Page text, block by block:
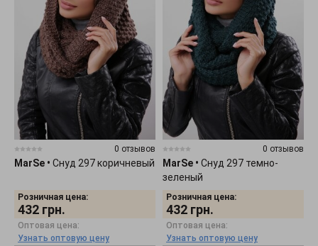
0 отзывов
MarSe • Снуд 297 коричневый
Розничная цена:
432 грн.
Оптовая цена:
Узнать оптовую цену
0 отзывов
MarSe • Снуд 297 темно-
зеленый
Розничная цена:
432 грн.
Оптовая цена:
Узнать оптовую цену